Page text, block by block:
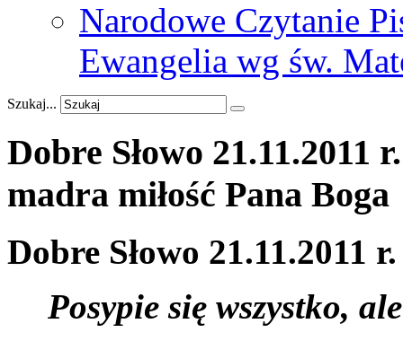
Narodowe Czytanie
Ewangelia wg św.
Szukaj...
Dobre Słowo 21.11.2011 r.
madra miłość Pana Boga
Dobre Słowo 21.11.2011 r.
Posypie się wszystko,